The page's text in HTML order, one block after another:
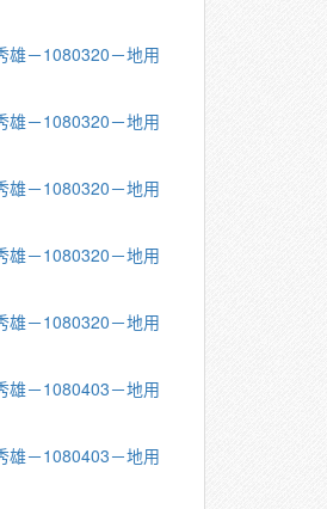
雄－1080320－地用
雄－1080320－地用
雄－1080320－地用
雄－1080320－地用
雄－1080320－地用
雄－1080403－地用
雄－1080403－地用